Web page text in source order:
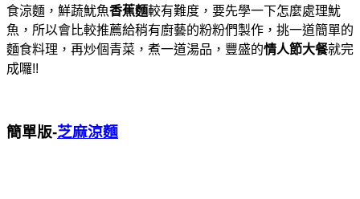
食涼麵，鮮蔬魷魚香蕉麵較有難度，要先學一下怎麼處理魷
魚，所以會比較推薦給稍有廚藝的粉粉們製作，挑一道簡單的
麵食料理，再炒個青菜，煮一道湯品，豐盛的情人節大餐就完
成囉!!
簡單版-芝麻涼麵